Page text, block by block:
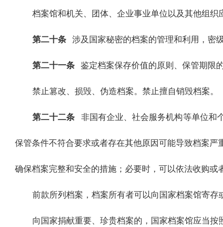
档案馆和机关、团体、企业事业单位以及其他组
第二十条 涉及国家秘密的档案的管理和利用，密
第二十一条 鉴定档案保存价值的原则、保管期限
禁止篡改、损毁、伪造档案。禁止擅自销毁档案。
第二十二条 非国有企业、社会服务机构等单位和
保管条件不符合要求或者存在其他原因可能导致档案
确保档案完整和安全的措施；必要时，可以依法收购或
前款所列档案，档案所有者可以向国家档案馆寄
向国家捐献重要、珍贵档案的，国家档案馆应当按